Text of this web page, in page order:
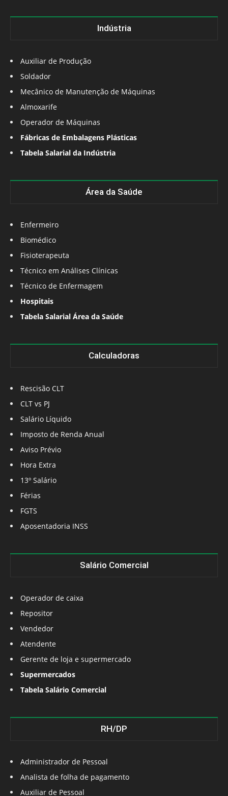
Indústria
Auxiliar de Produção
Soldador
Mecânico de Manutenção de Máquinas
Almoxarife
Operador de Máquinas
Fábricas de Embalagens Plásticas
Tabela Salarial da Indústria
Área da Saúde
Enfermeiro
Biomédico
Fisioterapeuta
Técnico em Análises Clínicas
Técnico de Enfermagem
Hospitais
Tabela Salarial Área da Saúde
Calculadoras
Rescisão CLT
CLT vs PJ
Salário Líquido
Imposto de Renda Anual
Aviso Prévio
Hora Extra
13º Salário
Férias
FGTS
Aposentadoria INSS
Salário Comercial
Operador de caixa
Repositor
Vendedor
Atendente
Gerente de loja e supermercado
Supermercados
Tabela Salário Comercial
RH/DP
Administrador de Pessoal
Analista de folha de pagamento
Auxiliar de Pessoal